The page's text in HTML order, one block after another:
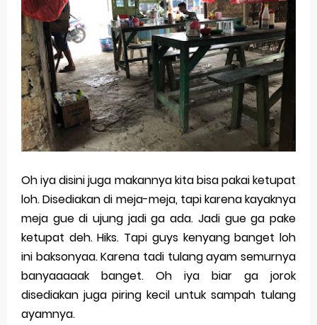
Oh iya disini juga makannya kita bisa pakai ketupat
loh. Disediakan di meja-meja, tapi karena kayaknya
meja gue di ujung jadi ga ada. Jadi gue ga pake
ketupat deh. Hiks. Tapi guys kenyang banget loh
ini baksonyaa. Karena tadi tulang ayam semurnya
banyaaaaak banget. Oh iya biar ga jorok
disediakan juga piring kecil untuk sampah tulang
ayamnya.